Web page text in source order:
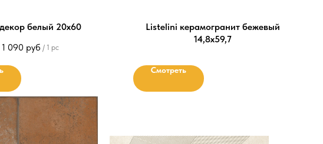
белый 20х60
1 090 руб / 1 pc
Listelini керамогранит бежевый
14,8х59,7
Смотреть